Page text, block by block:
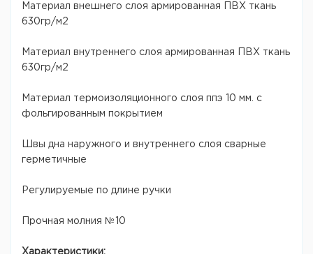
Материал внешнего слоя армированная ПВХ ткань
630гр/м2
Материал внутреннего слоя армированная ПВХ ткань
630гр/м2
Материал термоизоляционного слоя ппэ 10 мм. с
фольгированным покрытием
Швы дна наружного и внутреннего слоя сварные
герметичные
Регулируемые по длине ручки
Прочная молния №10
Характеристики: